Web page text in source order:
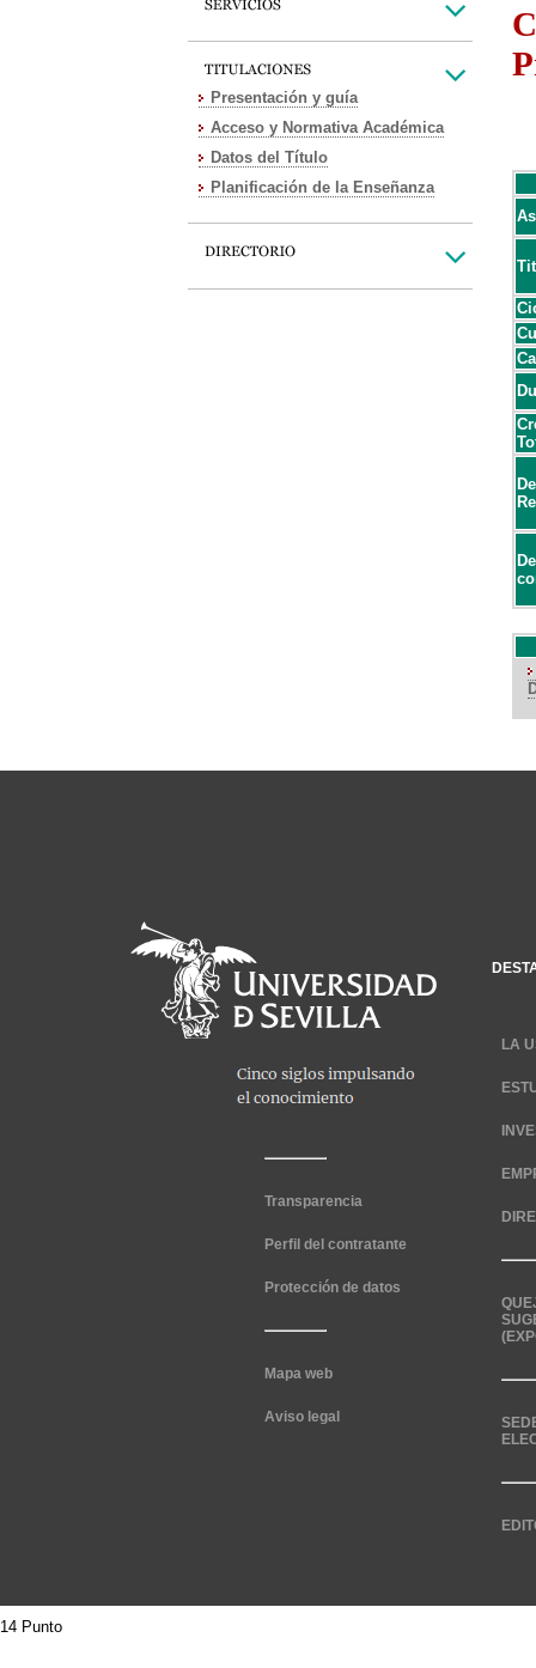
Presentación y guía
Acceso y Normativa Académica
Datos del Título
Planificación de la Enseñanza
Transparencia
Perfil del contratante
Protección de datos
Mapa web
Aviso legal
LA
14 Punto